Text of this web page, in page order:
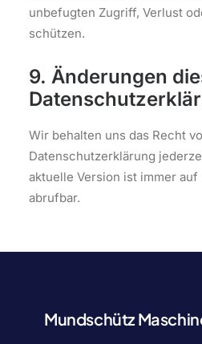
unbefugten Zugriff, Verlust
schützen.
9. Änderungen
Wir behalten uns das Recht
Datenschutzerklärung
aktuelle Version ist immer
abrufbar.
Mundschütz